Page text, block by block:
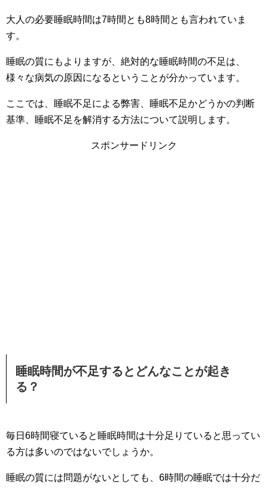
大人の必要睡眠時間は7時間とも8時間とも言われていま
す。
睡眠の質にもよりますが、絶対的な睡眠時間の不足は、
様々な病気の原因になるということが分かっています。
ここでは、睡眠不足による弊害、睡眠不足かどうかの判断
基準、睡眠不足を解消する方法について説明します。
スポンサードリンク
睡眠時間が不足するとどんなことが起き
る？
毎日6時間寝ていると睡眠時間は十分足りていると思ってい
る方は多いのではないでしょうか。
睡眠の質には問題がないとしても、6時間の睡眠では十分だ